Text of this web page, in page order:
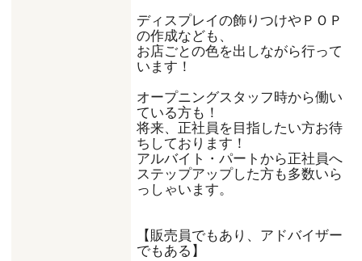
ディスプレイの飾りつけやＰＯＰ
の作成なども、
お店ごとの色を出しながら行って
います！
オープニングスタッフ時から働い
ている方も！
将来、正社員を目指したい方お待
ちしております！
アルバイト・パートから正社員へ
ステップアップした方も多数いら
っしゃいます。
【販売員でもあり、アドバイザー
でもある】